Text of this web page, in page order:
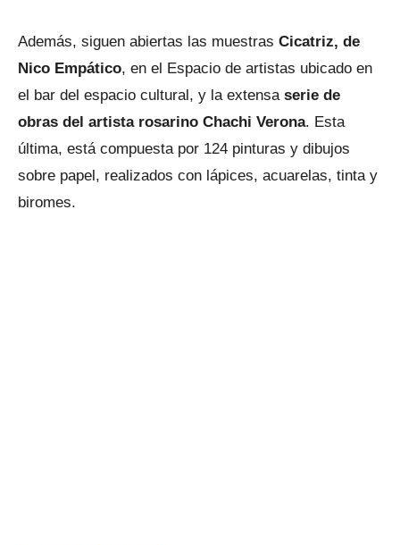
Además, siguen abiertas las muestras Cicatriz, de
Nico Empático, en el Espacio de artistas ubicado en
el bar del espacio cultural, y la extensa serie de
obras del artista rosarino Chachi Verona. Esta
última, está compuesta por 124 pinturas y dibujos
sobre papel, realizados con lápices, acuarelas, tinta y
biromes.